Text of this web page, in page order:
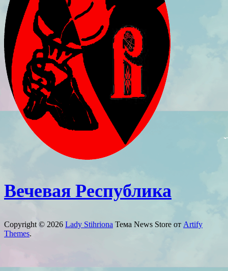
Вечевая Республика
Copyright © 2026 Lady Stihriona Тема News Store от Artify
Themes.